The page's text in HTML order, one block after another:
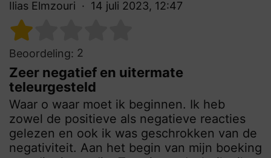
Ilias Elmzouri 14 juli 2023, 12:47
Beoordeling: 2
Zeer negatief en uitermate
teleurgesteld
Waar o waar moet ik beginnen. Ik heb
zowel de positieve als negatieve reacties
gelezen en ook ik was geschrokken van de
negativiteit. Aan het begin van mijn boeking